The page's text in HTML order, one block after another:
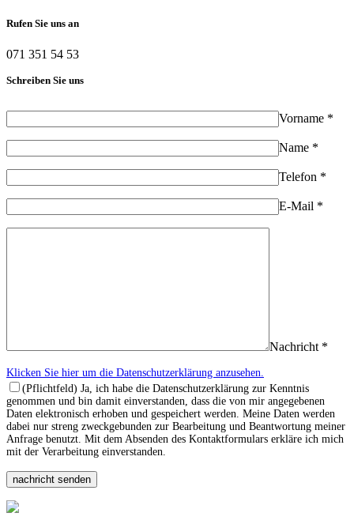
Rufen Sie uns an
071 351 54 53
Schreiben Sie uns
Vorname *
Name *
Telefon *
E-Mail *
Nachricht *
Klicken Sie hier um die Datenschutzerklärung anzusehen.
(Pflichtfeld) Ja, ich habe die Datenschutzerklärung zur Kenntnis
genommen und bin damit einverstanden, dass die von mir angegebenen
Daten elektronisch erhoben und gespeichert werden. Meine Daten werden
dabei nur streng zweckgebunden zur Bearbeitung und Beantwortung meiner
Anfrage benutzt. Mit dem Absenden des Kontaktformulars erkläre ich mich
mit der Verarbeitung einverstanden.